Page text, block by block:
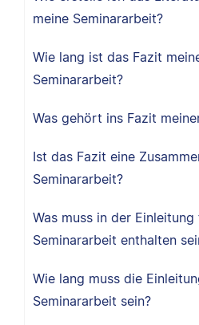
meine Seminararbeit?
Wie lang ist das Fazit
Seminararbeit?
Was gehört ins Fazit
Ist das Fazit eine
Seminararbeit?
Was muss in der
Seminararbeit enthalten
Wie lang muss die
Seminararbeit sein?